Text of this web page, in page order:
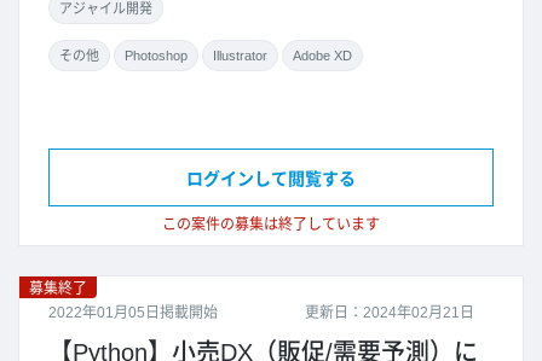
アジャイル開発
その他 Photoshop Illustrator Adobe XD
この案件の募集は終了しています
ログインして閲覧する
更新日：2024年02月21日
募集終了
2022年01月05日掲載開始
【Python】小売DX（販促/需要予測）に